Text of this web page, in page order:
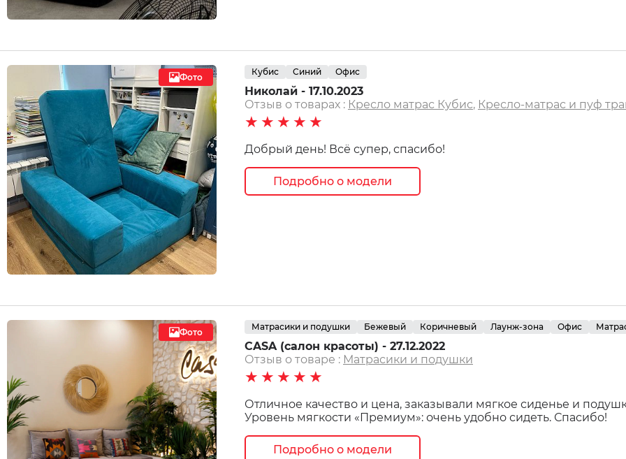
Фото Кубис Синий Офис
Николай - 17.10.2023
Отзыв о товарах : Кресло матрас Кубис, Кресло-матрас и пуф
★★★★★
Добрый день! Всё супер, спасибо!
Подробно о модели
Фото Матрасики и подушки Бежевый Коричневый Лаунж-зона Офис
CASA (салон красоты) - 27.12.2022
Отзыв о товаре : Матрасики и подушки
★★★★★
Отличное качество и цена, заказывали мягкое сиденье и
Уровень мягкости «Премиум»: очень удобно сидеть. Спасибо!
Подробно о модели